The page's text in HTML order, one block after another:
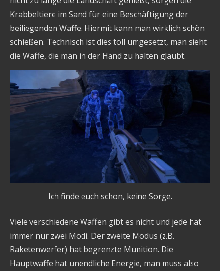
Krabbeltiere im Sand für eine Beschäftigung der
beiliegenden Waffe. Hiermit kann man wirklich schön
schießen. Technisch ist dies toll umgesetzt, man sieht
die Waffe, die man in der Hand zu halten glaubt.
Ich finde euch schon, keine Sorge.
Viele verschiedene Waffen gibt es nicht und jede hat
immer nur zwei Modi. Der zweite Modus (z.B.
Raketenwerfer) hat begrenzte Munition. Die
Hauptwaffe hat unendliche Energie, man muss also